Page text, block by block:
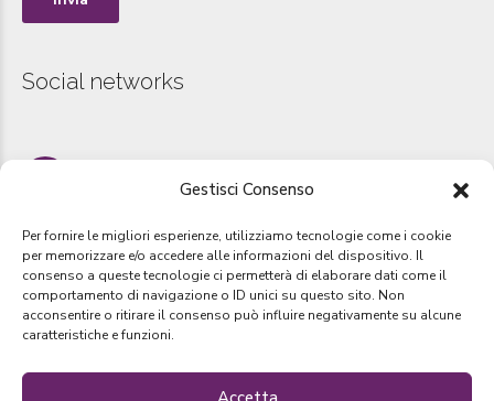
Gestisci Consenso
Per fornire le migliori esperienze, utilizziamo tecnologie come i cookie
per memorizzare e/o accedere alle informazioni del dispositivo. Il
consenso a queste tecnologie ci permetterà di elaborare dati come il
comportamento di navigazione o ID unici su questo sito. Non
acconsentire o ritirare il consenso può influire negativamente su alcune
caratteristiche e funzioni.
Social networks
www.instagram.com/sportmanager_group
Copyright bySportManager Group 2019. Tutti i diretti riservati –
Designed by Webvox.it